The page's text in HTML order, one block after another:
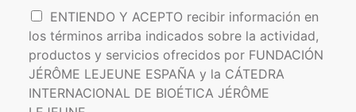
e
c
t
ó
n
c
a
d
e
P
n
o
r
m
ENTIENDO Y ACEPTO recibir información en
los términos arriba indicados sobre la actividad,
productos y servicios ofrecidos por FUNDACIÓN
JÉRÔME LEJEUNE ESPAÑA y la CÁTEDRA
INTERNACIONAL DE BIOÉTICA JÉRÔME